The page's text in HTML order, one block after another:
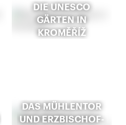
DIE UNESCO
GÄRTEN IN
KROMĚŘÍŽ
DAS MÜHLENTOR
UND ERZBISCHOF-